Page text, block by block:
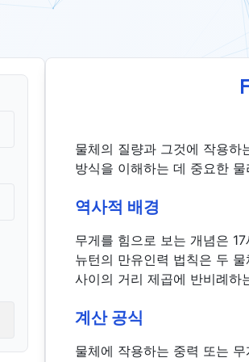
물체의 질량과 그것에 작용
방식을 이해하는 데 중요한
역사적 배경
무게를 힘으로 보는 개념은
뉴턴의 만유인력 법칙은 두
사이의 거리 제곱에 반비례하
계산 공식
물체에 작용하는 중력 또는